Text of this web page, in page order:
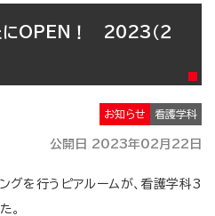
にOPEN！ 2023（２
お知らせ 看護学科
公開日 2023年02月22日
グを行うピアルームが、看護学科3
。